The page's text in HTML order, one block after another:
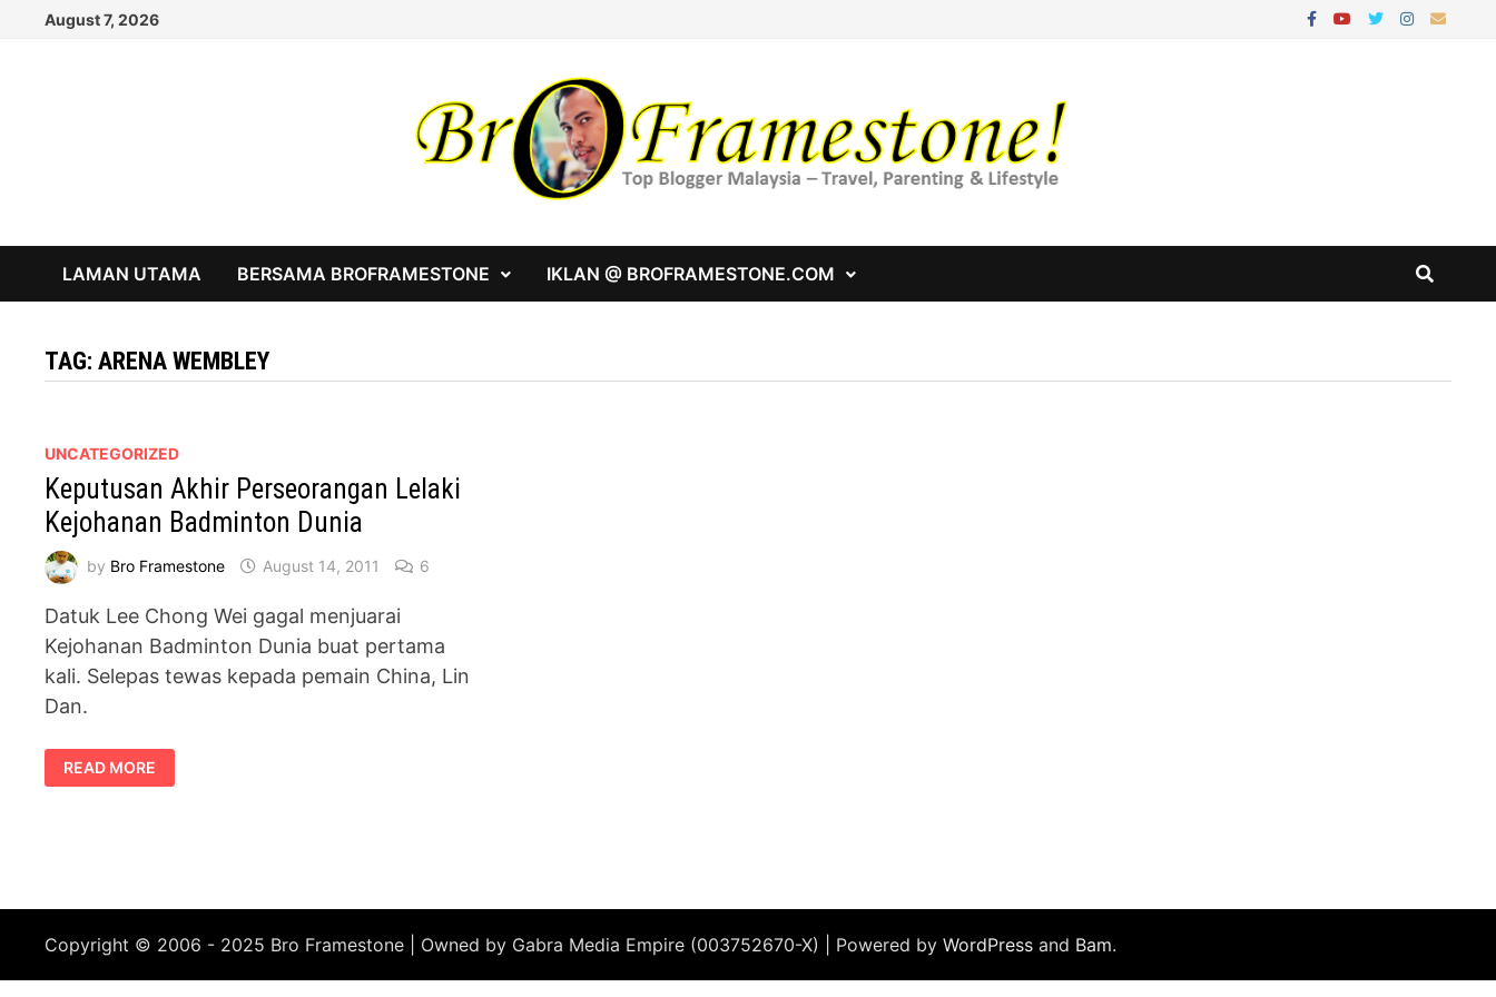
August 7, 2026
LAMAN UTAMA BERSAMA BROFRAMESTONE IKLAN @ BROFRAMESTONE.COM
TAG:ARENA WEMBLEY
UNCATEGORIZED
Keputusan Akhir Perseorangan Lelaki
Kejohanan Badminton Dunia
by Bro Framestone August 14, 2011 6
Datuk Lee Chong Wei gagal menjuarai
Kejohanan Badminton Dunia buat pertama
kali. Selepas tewas kepada pemain China, Lin
Dan.
KEPUTUSAN
AKHIR
PERSEORANGAN
READ MORE
Copyright © 2006 - 2025 Bro Framestone | Owned by Gabra Media Empire (003752670-X) | Powered byWordPress and Bam.